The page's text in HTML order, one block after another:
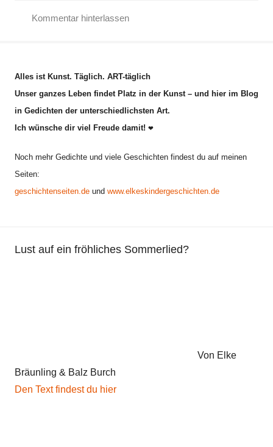
t
a
s
i
,
F
r
e
c
Kommentar hinterlassen
Alles ist Kunst. Täglich. ART-täglich
Unser ganzes Leben findet Platz in der Kunst – und hier im Blog
in Gedichten der unterschiedlichsten Art.
Ich wünsche dir viel Freude damit! ❤
Noch mehr Gedichte und viele Geschichten findest du auf meinen
Seiten:
geschichtenseiten.de und www.elkeskindergeschichten.de
Lust auf ein fröhliches Sommerlied?
Von Elke
Bräunling & Balz Burch
Den Text findest du hier